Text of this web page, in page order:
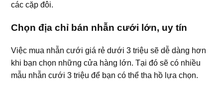
các cặp đôi.
Chọn địa chỉ bán nhẫn cưới lớn, uy tín
Việc mua nhẫn cưới giá rẻ dưới 3 triệu sẽ dễ dàng hơn
khi bạn chọn những cửa hàng lớn. Tại đó sẽ có nhiều
mẫu nhẫn cưới 3 triệu để bạn có thể tha hồ lựa chọn.